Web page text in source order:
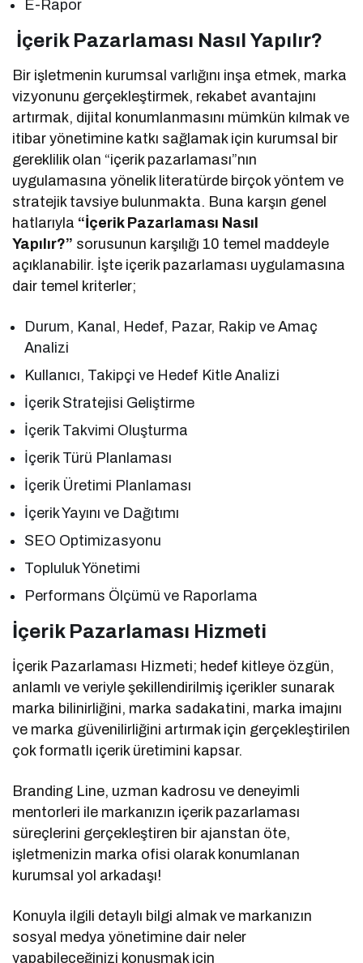
E-Rapor
İçerik Pazarlaması Nasıl Yapılır?
Bir işletmenin kurumsal varlığını inşa etmek, marka
vizyonunu gerçekleştirmek, rekabet avantajını
artırmak, dijital konumlanmasını mümkün kılmak ve
itibar yönetimine katkı sağlamak için kurumsal bir
gereklilik olan “içerik pazarlaması”nın
uygulamasına yönelik literatürde birçok yöntem ve
stratejik tavsiye bulunmakta. Buna karşın genel
hatlarıyla “İçerik Pazarlaması Nasıl
Yapılır?” sorusunun karşılığı 10 temel maddeyle
açıklanabilir. İşte içerik pazarlaması uygulamasına
dair temel kriterler;
Durum, Kanal, Hedef, Pazar, Rakip ve Amaç
Analizi
Kullanıcı, Takipçi ve Hedef Kitle Analizi
İçerik Stratejisi Geliştirme
İçerik Takvimi Oluşturma
İçerik Türü Planlaması
İçerik Üretimi Planlaması
İçerik Yayını ve Dağıtımı
SEO Optimizasyonu
Topluluk Yönetimi
Performans Ölçümü ve Raporlama
İçerik Pazarlaması Hizmeti
İçerik Pazarlaması Hizmeti; hedef kitleye özgün,
anlamlı ve veriyle şekillendirilmiş içerikler sunarak
marka bilinirliğini, marka sadakatini, marka imajını
ve marka güvenilirliğini artırmak için gerçekleştirilen
çok formatlı içerik üretimini kapsar.
Branding Line, uzman kadrosu ve deneyimli
mentorleri ile markanızın içerik pazarlaması
süreçlerini gerçekleştiren bir ajanstan öte,
işletmenizin marka ofisi olarak konumlanan
kurumsal yol arkadaşı!
Konuyla ilgili detaylı bilgi almak ve markanızın
sosyal medya yönetimine dair neler
yapabileceğinizi konuşmak için